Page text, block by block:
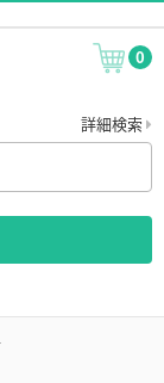
0
詳細検索